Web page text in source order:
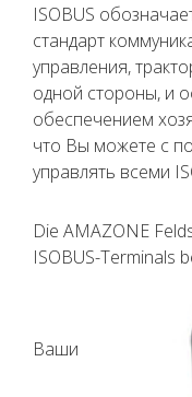
ISOBUS
стандарт
управления,
одной стороны, и
обеспечением
что Вы можете с
управлять всеми
Die AMAZONE
ISOBUS-Terminals
Ваши